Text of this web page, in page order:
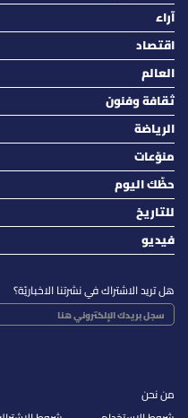
آراء
اقتصاد
العالم
ثقافة وفنون
الرياضة
منوّعات
حظّك اليوم
للتاريخ
فيديو
هل تريد الاشتراك في نشرتنا الاخباريّة؟
من نحن